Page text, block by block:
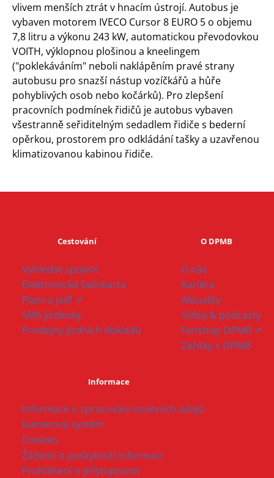
vlivem menších ztrát v hnacím ústrojí. Autobus je
vybaven motorem IVECO Cursor 8 EURO 5 o objemu
7,8 litru a výkonu 243 kW, automatickou převodovkou
VOITH, výklopnou plošinou a kneelingem
("poklekáváním" neboli naklápěním pravé strany
autobusu pro snazší nástup vozíčkářů a hůře
pohyblivých osob nebo kočárků). Pro zlepšení
pracovních podmínek řidičů je autobus vybaven
všestranně seřiditelným sedadlem řidiče s bederní
opěrkou, prostorem pro odkládání tašky a uzavřenou
klimatizovanou kabinou řidiče.
Cestování
Vyhledat spojení
Elektronická šalinkarta
Pípni a jeď! ↗
SMS jízdenky
Prodejny jízdních dokladů
O DPMB
O nás
Kariéra
Aktuality
Videa & podcasty
Fanshop DPMB ↗
Zážitky s DPMB
Informace
Informace o zpracování osobních údajů
Kamerový systém
Cookies
Žádosti o poskytnutí informací
Prohlášení o přístupnosti